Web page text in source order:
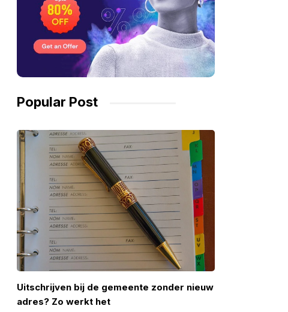
Popular Post
Uitschrijven bij de gemeente zonder nieuw
adres? Zo werkt het